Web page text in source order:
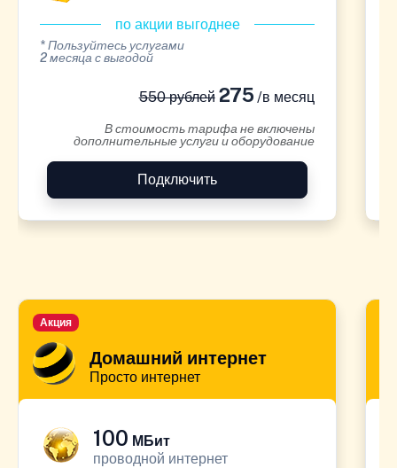
по акции выгоднее
* Пользуйтесь услугами
2 месяца с выгодой
550 рублей275 /в месяц
В стоимость тарифа не включены
дополнительные услуги и оборудование
Подключить
Домашний интернет
Просто интернет
Акция
100 МБит
проводной интернет